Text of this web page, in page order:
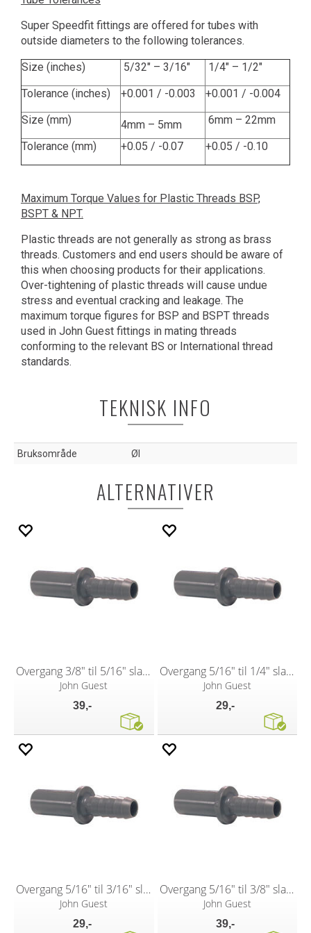
Super Speedfit fittings are offered for tubes with
outside diameters to the following tolerances.
Size (inches)
5/32" – 3/16"
1/4" – 1/2"
Tolerance (inches)
+0.001 / -0.003
+0.001 / -0.004
Size (mm)
4mm – 5mm
6mm – 22mm
Tolerance (mm)
+0.05 / -0.07 +0.05 / -0.10
Maximum Torque Values for Plastic Threads BSP,
BSPT & NPT.
Plastic threads are not generally as strong as brass
threads. Customers and end users should be aware of
this when choosing products for their applications.
Over-tightening of plastic threads will cause undue
stress and eventual cracking and leakage. The
maximum torque figures for BSP and BSPT threads
used in John Guest fittings in mating threads
conforming to the relevant BS or International thread
standards.
TEKNISK INFO
Bruksområde Øl
ALTERNATIVER
Overgang 3/8" til 5/16" slangenippel
John Guest
39,-
Overgang 5/16" til 1/4" slangenippel
John Guest
29,-
Overgang 5/16" til 3/16" slangenippel
John Guest
29,-
Overgang 5/16" til 3/8" slangenippel
John Guest
39,-